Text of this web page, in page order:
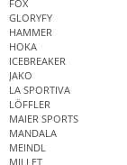
FOX
GLORYFY
HAMMER
HOKA
ICEBREAKER
JAKO
LA SPORTIVA
LÖFFLER
MAIER SPORTS
MANDALA
MEINDL
MILLET